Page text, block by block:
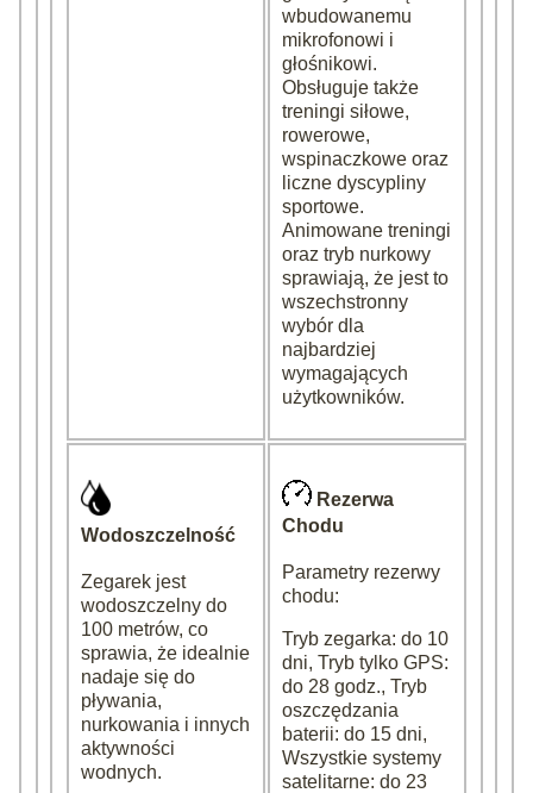
wbudowanemu
mikrofonowi i
głośnikowi.
Obsługuje także
treningi siłowe,
rowerowe,
wspinaczkowe oraz
liczne dyscypliny
sportowe.
Animowane treningi
oraz tryb nurkowy
sprawiają, że jest to
wszechstronny
wybór dla
najbardziej
wymagających
użytkowników.
Wodoszczelność
Zegarek jest
wodoszczelny do
100 metrów, co
sprawia, że idealnie
nadaje się do
pływania,
nurkowania i innych
aktywności
wodnych.
Rezerwa
Chodu
Parametry rezerwy
chodu:
Tryb zegarka: do 10
dni, Tryb tylko GPS:
do 28 godz., Tryb
oszczędzania
baterii: do 15 dni,
Wszystkie systemy
satelitarne: do 23